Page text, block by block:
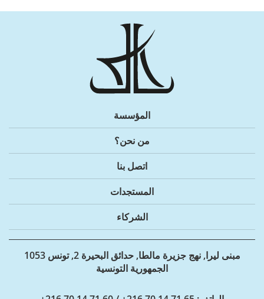
المؤسسة
من نحن؟
اتصل بنا
المستجدات
الشركاء
مبنى ليرا, نهج جزيرة مالطا, حدائق البحيرة 2, تونس 1053
الجمهورية التونسية